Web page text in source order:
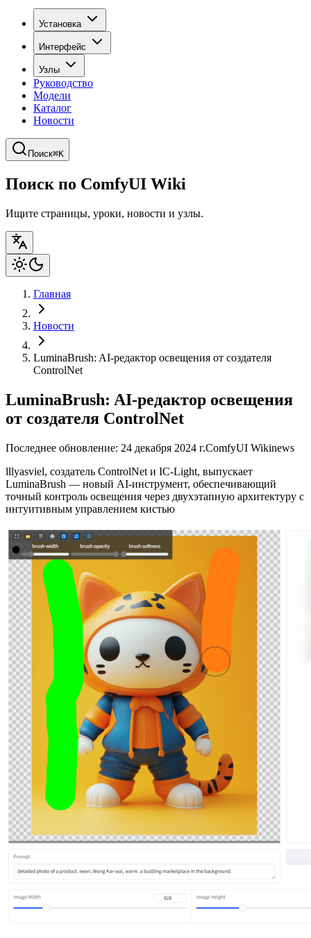
Установка
Интерфейс
Узлы
Руководство
Модели
Каталог
Новости
Поиск⌘K
Поиск по ComfyUI Wiki
Ищите страницы, уроки, новости и узлы.
Главная
Новости
LuminaBrush: AI-редактор освещения от создателя
ControlNet
LuminaBrush: AI-редактор освещения
от создателя ControlNet
Последнее обновление: 24 декабря 2024 г.ComfyUI Wikinews
lllyasviel, создатель ControlNet и IC-Light, выпускает
LuminaBrush — новый AI-инструмент, обеспечивающий
точный контроль освещения через двухэтапную архитектуру с
интуитивным управлением кистью